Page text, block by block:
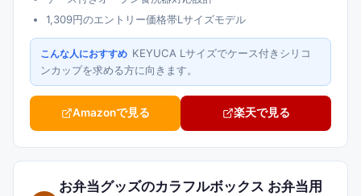
1,309円のエントリー価格帯Lサイズモデル
こんな人におすすめ KEYUCA Lサイズでケース付きシリコ
ンカップを求める方に向きます。
Amazonで見る 楽天で見る
お弁当グッズのカラフルボックス お弁当用